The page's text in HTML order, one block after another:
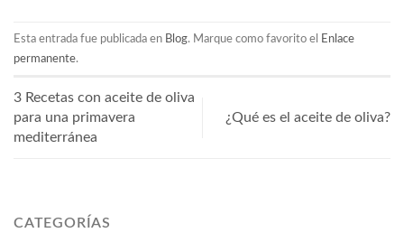
Esta entrada fue publicada en Blog. Marque como favorito el
Enlace
permanente.
3 Recetas con aceite de oliva
para una primavera
mediterránea
¿Qué es el aceite de oliva?
CATEGORÍAS